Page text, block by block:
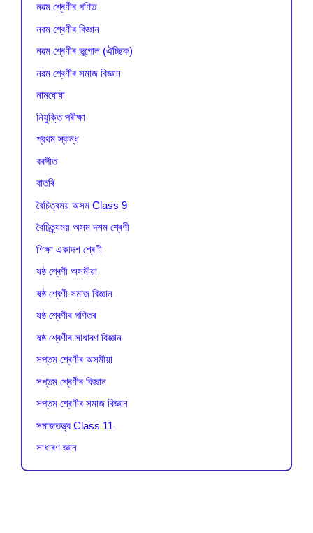
নৱম শ্ৰেণীৰ গণিত
নৱম শ্ৰেণীৰ বিজ্ঞান
নৱম শ্ৰেণীৰ ভূগোল (ঐচ্ছিক)
নৱম শ্ৰেণীৰ সমাজ বিজ্ঞান
নামঘোষা
নিযুক্তি পৰীক্ষা
প্রথম স্কন্ধ
বৰগীত
বাতৰি
বৈচিত্রময় অসম Class 9
বৈচিত্র্যময় অসম দশম শ্ৰেণী
শিক্ষা একাদশ শ্ৰেণী
ষষ্ঠ শ্ৰেণী অসমীয়া
ষষ্ঠ শ্ৰেণী সমাজ বিজ্ঞান
ষষ্ঠ শ্ৰেণীৰ গণিতৰ
ষষ্ঠ শ্ৰেণীৰ সাধাৰণ বিজ্ঞান
সপ্তম শ্ৰেণীৰ অসমীয়া
সপ্তম শ্ৰেণীৰ বিজ্ঞান
সপ্তম শ্ৰেণীৰ সমাজ বিজ্ঞান
সমাজতত্ত্ব Class 11
সাধাৰণ জ্ঞান